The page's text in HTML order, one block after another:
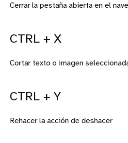
Cerrar la pestaña abierta en el
CTRL + X
Cortar texto o imagen
CTRL + Y
Rehacer la acción de deshacer